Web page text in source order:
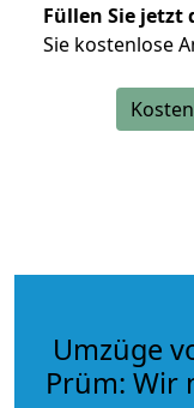
Füllen Sie jetzt
Sie kostenlose
Umzüge
Prüm: Wir